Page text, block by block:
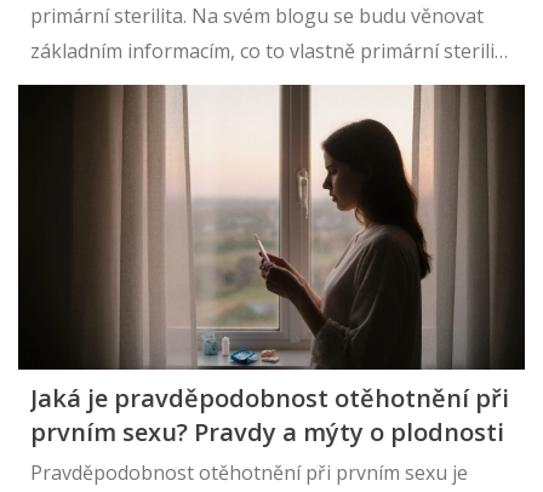
primární sterilita. Na svém blogu se budu věnovat
základním informacím, co to vlastně primární sterilita
je, jaké jsou její příčiny a jak se léčí. Chtěla bych vám
ukázat, že i přesto je možné najít cestu k těhotenství.
Myslím, že je důležité mít o tomto tématu otevřenou
diskuzi a společně se podpořit na cestě za
Jaká je pravděpodobnost otěhotnění při
prvním sexu? Pravdy a mýty o plodnosti
Pravděpodobnost otěhotnění při prvním sexu je